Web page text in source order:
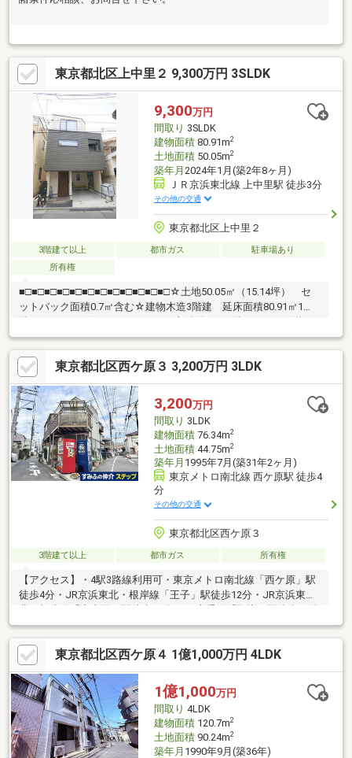
東京都北区上中里２ 9,300万円 3SLDK
9,300万円
間取り 3SLDK
建物面積80.91m2
土地面積50.05m2
築年月 2024年1月(築2年8ヶ月)
ＪＲ京浜東北線 上中里駅 徒歩3分
その他の交通
東京都北区上中里２
3階建て以上 都市ガス
駐車場あり
所有権
■□■□■□■□■□■□■□■□■□■□■□■□☆土地50.05㎡（15.14坪） セ
ットバック面積0.7㎡含む☆建物木造3階建 延床面積80.91㎡1
階 22.16㎡（ビルトインガレージ部分除く）2階 33.41㎡3階
25.34㎡民泊運営（旅館業法）許可有☆交通情報☆JR京浜東北線
「上中里」駅徒歩3分都電荒川線「梶原」駅徒歩8分JR高崎線・宇
都宮線「尾久」駅徒歩10分☆接道状況☆東側 公道 幅員約
3.8m☆ご予約・物件詳細のお問合先☆青山リアルエステート株式
会社 電話番号／03-6427-6801■□■□■□■□■□■□■□■□■□■□■□■□
東京都北区西ケ原３ 3,200万円 3LDK
3,200万円
間取り 3LDK
建物面積76.34m2
土地面積44.75m2
築年月 1995年7月(築31年2ヶ月)
東京メトロ南北線 西ケ原駅 徒歩4
分
その他の交通
東京都北区西ケ原３
3階建て以上 都市ガス 所有権
【アクセス】・4駅3路線利用可・東京メトロ南北線「西ケ原」駅
徒歩4分・JR京浜東北・根岸線「王子」駅徒歩12分・JR京浜東
《周辺環境》◎飛鳥すみれ幼稚園まで徒歩2分（約90ｍ）◎花と
森の東京病院まで徒歩6分(約430ｍ)◎まいばすけっと西ケ原3丁目
店まで徒歩7分(約490ｍ)◎セブンイレブン北区西ヶ原2丁目店まで
徒歩4分(約300ｍ)◎スギドラッグ西ケ原店まで徒歩5分(約390ｍ)
東京都北区西ケ原４ 1億1,000万円 4LDK
1億1,000万円
間取り 4LDK
建物面積120.7m2
土地面積90.24m2
築年月 1990年9月(築36年)